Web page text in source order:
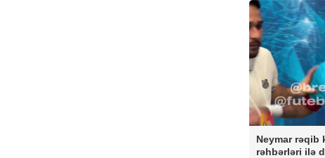
Neymar rəqib
rəhbərləri ilə